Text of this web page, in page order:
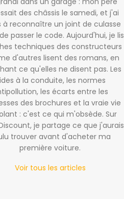
des châssis le samedi, et j'ai
à reconnaître un joint de culasse
passer le code. Aujourd'hui, je lis
techniques des constructeurs
d'autres lisent des romans, en
ce qu'elles ne disent pas. Les
à la conduite, les normes
les écarts entre les
des brochures et la vraie vie
: c'est ce qui m'obsède. Sur
je partage ce que j'aurais
trouver avant d'acheter ma
première voiture.
Voir tous les articles